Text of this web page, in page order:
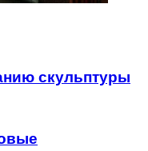
скульптуры